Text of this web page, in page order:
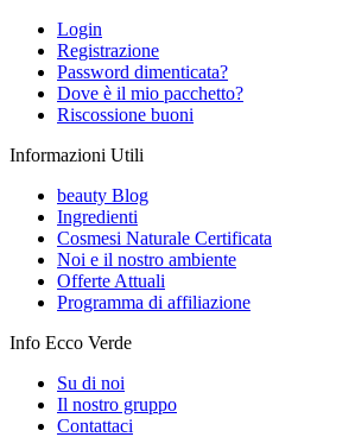
Login
Registrazione
Password dimenticata?
Dove è il mio pacchetto?
Riscossione buoni
Informazioni Utili
beauty Blog
Ingredienti
Cosmesi Naturale Certificata
Noi e il nostro ambiente
Offerte Attuali
Programma di affiliazione
Info Ecco Verde
Su di noi
Il nostro gruppo
Contattaci